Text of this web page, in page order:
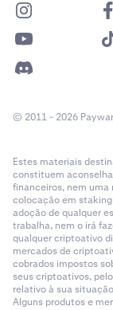
© 2011 - 2026
Estes materiais
constituem
financeiros, nem
colocação em
adoção de qualquer
trabalha, nem o irá
qualquer criptoativo
mercados de
cobrados impostos
seus criptoativos,
relativo à sua
Alguns produtos e